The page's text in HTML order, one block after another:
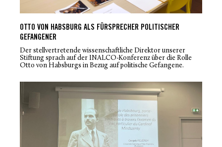
OTTO VON HABSBURG ALS FÜRSPRECHER POLITISCHER
GEFANGENER
Der stellvertretende wissenschaftliche Direktor unserer
Stiftung sprach auf der INALCO-Konferenz über die Rolle
Otto von Habsburgs in Bezug auf politische Gefangene.